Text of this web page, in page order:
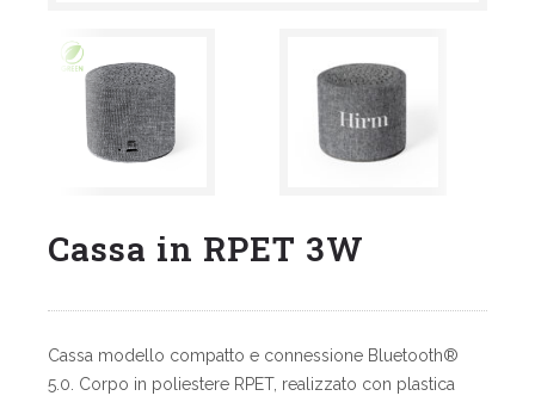
Cassa in RPET 3W
Cassa modello compatto e connessione Bluetooth®
5.0. Corpo in poliestere RPET, realizzato con plastica